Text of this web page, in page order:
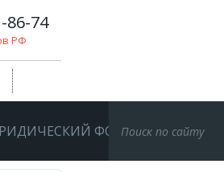
РФ
86-74
ФОРУМ